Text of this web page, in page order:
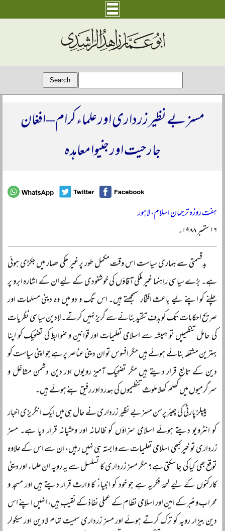
مسز بے نظیر زرداری اور علماء کرام ‒ افغان
جارحیت اور جنیوا معاہدہ
ہفت روزہ ترجمان اسلام، لاہور
۱۶ ستمبر ۱۹۸۸ء
بدقسمتی سے ہماری سیاست اس وقت مکمل طور پر غیر ملکی حصار میں جکڑی ہوئی
ہے۔ بڑے سیاسی راہنما غیر ملکی آقاؤں کی خوشنودی کے لیے ان کے اشارہ ابرو پر
چلنے کو اپنے لیے باعث افتخار سمجھتے ہیں۔ اس تگ و دو میں وہ دینی مسلمات اور
صریح احکامات تک کو ہدف تنقید بنانے سے گریز نہیں کرتے۔ لادین سیاسی نظریات
کی حامل تنظیمیں تو ہمیشہ سے اسلامی تعلیمات اور قوانین و ضوابط کی تضحیک کو اپنا
بہترین مشغلہ بنائے ہوئے ہیں مگر افسوس تو ان دینی عناصر پر ہے جو اپنی سیاست کو
دین کے تابع قرار دیتے ہیں مگر تضحیک آمیز رویوں اور دین دشمن مشاغل و
سرگرمیوں میں کھلم کھلا ملوث تنظیموں کی ہمدرد اور رفیق بنے ہوئے ہیں۔
پیپلز پارٹی کی چیئرپرسن مسز بے نظیر زرداری نے حال ہی میں ایک انگریزی اخبار
کو انٹرویو دیتے ہوئے اسلامی سزاؤں کو ظالمانہ اور وحشیانہ قرار دیا ہے۔ مسز
زرداری تو خیر کبھی اسلامی تعلیمات سے وابستہ ہی نہیں رہیں، ان سے اس کے علاوہ
توقع بھی کیا کی جا سکتی ہے؟ مگر مسز زرداری کا تسلسل سے یہ رویہ ان علماء اور دینی
کارکنوں کے لیے لمحۂ فکریہ ہے جو خود کو انبیاءؑ کا وارث قرار دیتے ہیں اور مسجد و
محراب و منبر کے امین اور اسلامی نظام کے عملی نفاذ کے نقیب ہیں، انہیں اپنے اس
دین بیزار رویہ کو ترک کرتے ہوئے اور مسز زرداری سمیت تمام لادین اور سیکولر